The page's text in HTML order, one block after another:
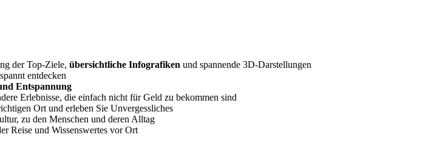
der Top-Ziele, übersichtliche Infografiken und spannende 3D-Darstellungen
entdecken
Entspannung
Erlebnisse, die einfach nicht für Geld zu bekommen sind
Ort und erleben Sie Unvergessliches
zu den Menschen und deren Alltag
Reise und Wissenswertes vor Ort